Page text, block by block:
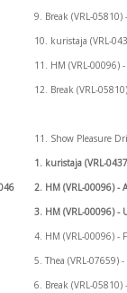
9. Break (VRL-
10. kuristaja (VRL-
11. HM (VRL-00096)
12. Break (VRL-
11. Show Pleasure
1. kuristaja (VRL-
2. HM (VRL-00096) -
3. HM (VRL-00096) -
4. HM (VRL-00096) -
5. Thea (VRL-07659) -
6. Break (VRL-